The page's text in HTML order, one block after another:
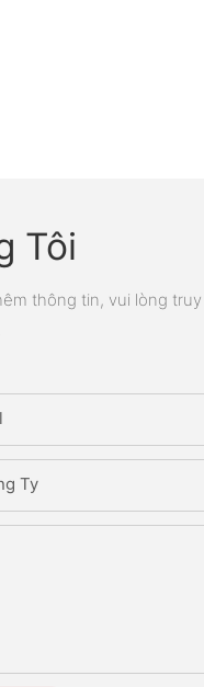
Tôi
thông tin, vui lòng
Ty